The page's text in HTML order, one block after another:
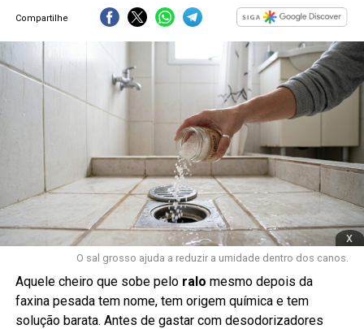
Compartilhe
x
O sal grosso ajuda a reduzir a umidade dentro dos canos.
Aquele cheiro que sobe pelo ralo mesmo depois da
faxina pesada tem nome, tem origem química e tem
solução barata. Antes de gastar com desodorizadores